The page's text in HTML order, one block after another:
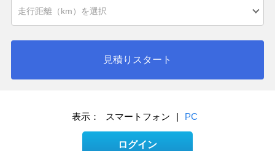
見積りスタート
表示： スマートフォン | PC
ログイン